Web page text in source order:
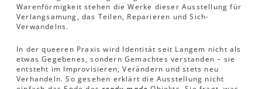
Warenförmigkeit stehen die Werke dieser Ausstellung für
Verlangsamung, das Teilen, Reparieren und Sich-
Verwandelns.
In der queeren Praxis wird Identität seit Langem nicht als
etwas Gegebenes, sondern Gemachtes verstanden – sie
entsteht im Improvisieren, Verändern und stets neu
Verhandeln. So gesehen erklärt die Ausstellung nicht